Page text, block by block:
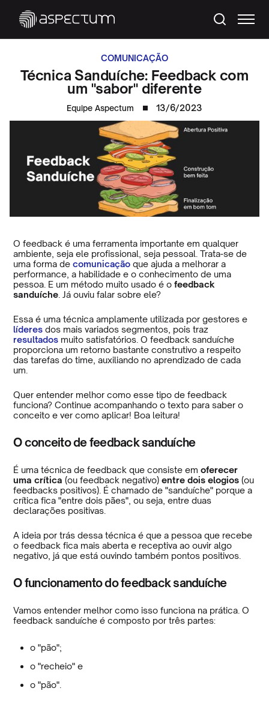
COMUNICAÇÃO
Técnica Sanduíche: Feedback com
um "sabor" diferente
Equipe Aspectum 13/6/2023
O feedback é uma ferramenta importante em qualquer
ambiente, seja ele profissional, seja pessoal. Trata-se de
uma forma decomunicação que ajuda a melhorar a
performance, a habilidade e o conhecimento de uma
pessoa. E um método muito usado é ofeedback
sanduíche . Já ouviu falar sobre ele?
Essa é uma técnica amplamente utilizada por gestores e
líderes dos mais variados segmentos, pois traz
resultados muito satisfatórios. O feedback sanduíche
proporciona um retorno bastante construtivo a respeito
das tarefas do time, auxiliando no aprendizado de cada
um.
Quer entender melhor como esse tipo de feedback
funciona? Continue acompanhando o texto para saber o
conceito e ver como aplicar! Boa leitura!
O conceito de feedback sanduíche
É uma técnica de feedback que consiste emoferecer
uma crítica(ou feedback negativo)entre dois elogios (ou
feedbacks positivos). É chamado de "sanduíche" porque a
crítica fica "entre dois pães", ou seja, entre duas
declarações positivas.
A ideia por trás dessa técnica é que a pessoa que recebe
o feedback fica mais aberta e receptiva ao ouvir algo
negativo, já que está ouvindo também pontos positivos.
O funcionamento do feedback sanduíche
Vamos entender melhor como isso funciona na prática. O
feedback sanduíche é composto por três partes:
o "pão";
o "recheio" e
o "pão".